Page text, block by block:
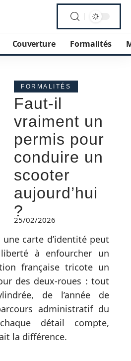
Couverture Formalités
FORMALITÉS
Faut-il
vraiment un
permis pour
conduire un
scooter
aujourd’hui
?
25/02/2026
carte d’identité peut
à enfourcher un
française tricote un
des deux-roues : tout
de l’année de
administratif du
détail compte,
la différence.